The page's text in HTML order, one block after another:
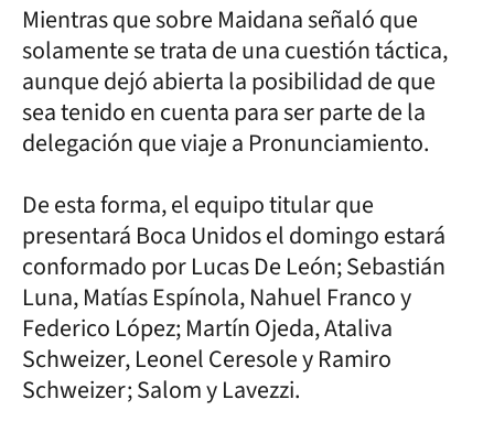
Mientras que sobre Maidana señaló que
solamente se trata de una cuestión táctica,
aunque dejó abierta la posibilidad de que
sea tenido en cuenta para ser parte de la
delegación que viaje a Pronunciamiento.
De esta forma, el equipo titular que
presentará Boca Unidos el domingo estará
conformado por Lucas De León; Sebastián
Luna, Matías Espínola, Nahuel Franco y
Federico López; Martín Ojeda, Ataliva
Schweizer, Leonel Ceresole y Ramiro
Schweizer; Salom y Lavezzi.